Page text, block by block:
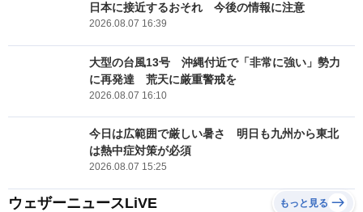
日本に接近するおそれ 今後の情報に注意
2026.08.07 16:39
大型の台風13号 沖縄付近で「非常に強い」勢力
に再発達 荒天に厳重警戒を
2026.08.07 16:10
今日は広範囲で厳しい暑さ 明日も九州から東北
は熱中症対策が必須
2026.08.07 15:25
ウェザーニュースLiVE もっと見る